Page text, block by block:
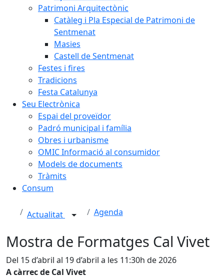
Patrimoni Arquitectònic
Catàleg i Pla Especial de Patrimoni de
Sentmenat
Masies
Castell de Sentmenat
Festes i fires
Tradicions
Festa Catalunya
Seu Electrònica
Espai del proveïdor
Padró municipal i família
Obres i urbanisme
OMIC Informació al consumidor
Models de documents
Tràmits
Consum
Actualitat Agenda
Mostra de Formatges Cal Vivet
Del 15 d’abril al 19 d’abril a les 11:30h de 2026
A càrrec de Cal Vivet